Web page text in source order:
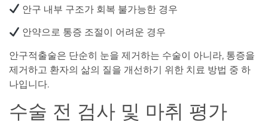
안구 내부 구조가 회복 불가능한 경우
안약으로 통증 조절이 어려운 경우
안구적출술은 단순히 눈을 제거하는 수술이 아니라, 통증을
제거하고 환자의 삶의 질을 개선하기 위한 치료 방법 중 하
나입니다.
수술 전 검사 및 마취 평가